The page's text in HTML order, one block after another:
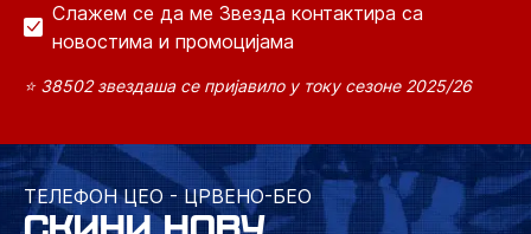
Слажем се да ме Звезда контактира са
новостима и промоцијама
⭐ 38502 звездаша се пријавило у току сезоне 2025/26
ТЕЛЕФОН ЦЕО - ЦРВЕНО-БЕО